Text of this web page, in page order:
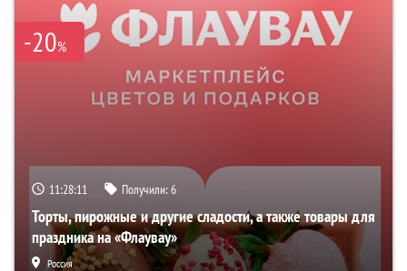
-20%
11:28:10 Получили:6
Торты, пирожные и другие сладости, а также товары для
праздника на «Флаувау»
Россия